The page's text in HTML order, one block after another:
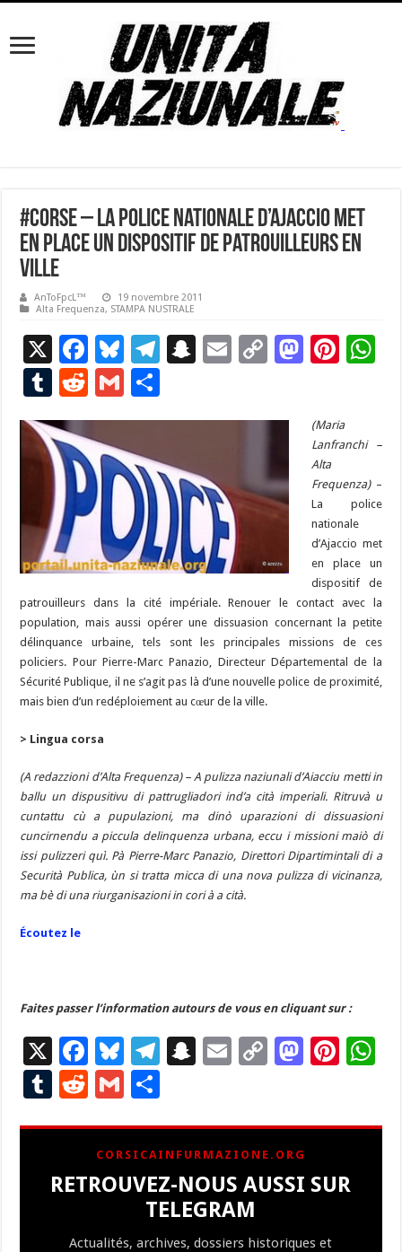
#Corse – La police nationale d’Ajaccio met
en place un dispositif de patrouilleurs en
ville
AnToFpcL™
19 novembre 2011
Alta Frequenza, STAMPA NUSTRALE
X
F
ac
e
b
o
o
k
Bl
u
es
T
a
m
S
h
at
E
C
n
k
M
d
o
n
Pi
es
p
T
u
m
bl
r
R
e
d
di
t
G
m
l
ar
g
er
(Maria
Lanfranchi –
Alta
Frequenza) –
La police
nationale
d’Ajaccio met
en place un
dispositif de
patrouilleurs dans la cité impériale. Renouer le contact avec la
population, mais aussi opérer une dissuasion concernant la petite
délinquance urbaine, tels sont les principales missions de ces
policiers. Pour Pierre-Marc Panazio, Directeur Départemental de la
Sécurité Publique, il ne s’agit pas là d’une nouvelle police de proximité,
mais bien d’un redéploiement au cœur de la ville.
> Lingua corsa
(A redazzioni d’Alta Frequenza) – A pulizza naziunali d’Aiacciu metti in
ballu un dispusitivu di pattrugliadori ind’a cità imperiali. Ritruvà u
cuntattu cù a pupulazioni, ma dinò uparazioni di dissuasioni
cuncirnendu a piccula delinquenza urbana, eccu i missioni maiò di
issi pulizzeri quì. Pà Pierre-Marc Panazio, Direttori Dipartimintali di a
Securità Publica, ùn si tratta micca di una nova pulizza di vicinanza,
ma bè di una riurganisazioni in cori à a cità.
Écoutez le
Faites passer l’information autours de vous en cliquant sur :
X
F
ac
e
b
o
o
Bl
u
es
ky
T
gr
a
m
S
p
c
h
at
E
l
C
y
Li
n
M
d
n
Pi
es
T
bl
r
R
d
di
t
G
ai
l
ta
g
er
CORSICAINFURMAZIONE.ORG
RETROUVEZ-NOUS AUSSI SUR
TELEGRAM
Actualités, archives, dossiers historiques et